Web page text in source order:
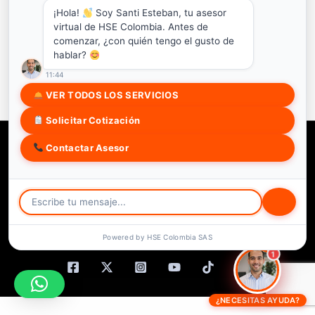
ACCEDER
¿No tienes una cuenta?
Copyright © 2026 HSE COLOMBIA SAS
Soy estudiante
Trabaja con nosotros
3172212134
Comunidad Virtual
1
¿NECESITAS AYUDA?
¡Hola!
Soy Santi Esteban, tu asesor
virtual de HSE Colombia. Antes de
comenzar, ¿con quién tengo el gusto de
hablar?
11:44
VER TODOS LOS SERVICIOS
Solicitar Cotización
Contactar Asesor
Powered by HSE Colombia SAS